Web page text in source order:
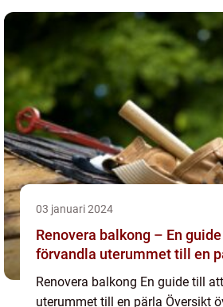
översikt, omfa...
03 januari 2024
Renovera balkong – En
förvandla uterummet till en
Renovera balkong En guide till
uterummet till en pärla Översikt